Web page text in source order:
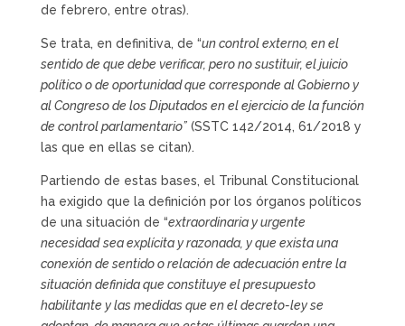
de febrero, entre otras).
Se trata, en definitiva, de “un control externo, en el
sentido de que debe verificar, pero no sustituir, el juicio
político o de oportunidad que corresponde al Gobierno y
al Congreso de los Diputados en el ejercicio de la función
de control parlamentario”(SSTC 142/2014, 61/2018 y
las que en ellas se citan).
Partiendo de estas bases, el Tribunal Constitucional
ha exigido que la definición por los órganos políticos
de una situación de “extraordinaria y urgente
necesidad sea explícita y razonada, y que exista una
conexión de sentido o relación de adecuación entre la
situación definida que constituye el presupuesto
habilitante y las medidas que en el decreto-ley se